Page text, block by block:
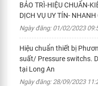
BẢO TRÌ-HIỆU CHUẨN-
DỊCH VỤ UY TÍN- NHANH
Ngày đăng: 01/02/2023
Hiệu chuẩn thiết bị
suất/ Pressure switchs.
tại Long An
Ngày đăng: 28/09/2023